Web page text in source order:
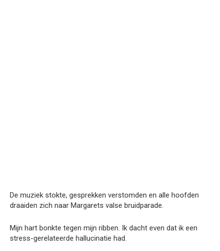
De muziek stokte, gesprekken verstomden en alle hoofden
draaiden zich naar Margarets valse bruidparade.
Mijn hart bonkte tegen mijn ribben. Ik dacht even dat ik een
stress-gerelateerde hallucinatie had.